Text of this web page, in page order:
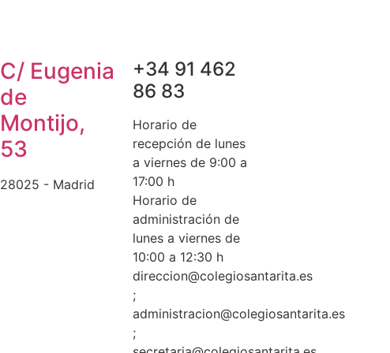
C/ Eugenia
de
Montijo,
53
28025 - Madrid
+34 91 462
86 83
Horario de
recepción de lunes
a viernes de 9:00 a
17:00 h
Horario de
administración de
lunes a viernes de
10:00 a 12:30 h
direccion@colegiosantarita.es
;
administracion@colegiosantarita.es
;